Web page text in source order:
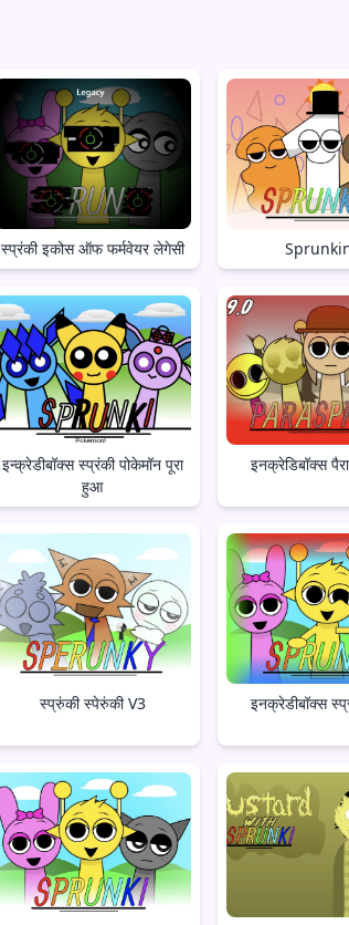
स्प्रंकी इकोस ऑफ फर्मवेयर लेगेसी
इन्क्रेडीबॉक्स स्प्रंकी पोकेमॉन पूरा
हुआ
इनक्रेडिबॉक्स
स्प्रुंकी स्पेरुंकी V3 इनक्रेडीबॉक्स